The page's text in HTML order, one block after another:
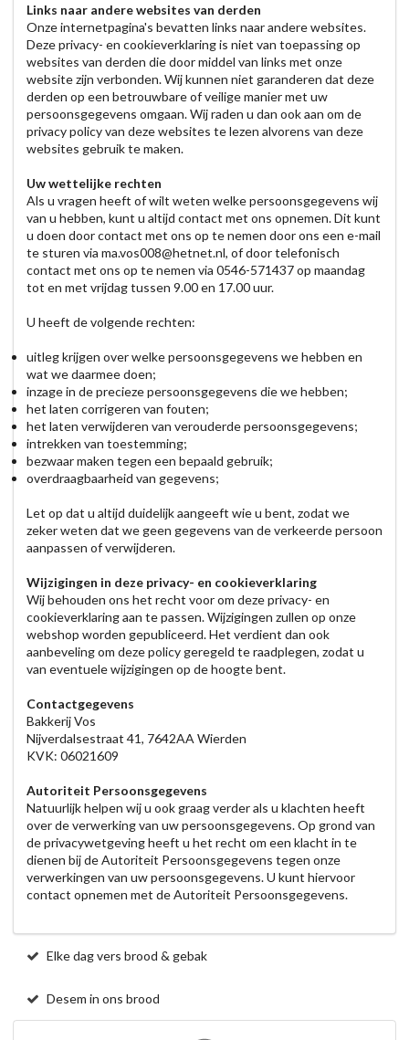
Links naar andere websites van derden
Onze internetpagina's bevatten links naar andere websites.
Deze privacy- en cookieverklaring is niet van toepassing op
websites van derden die door middel van links met onze
website zijn verbonden. Wij kunnen niet garanderen dat deze
derden op een betrouwbare of veilige manier met uw
persoonsgegevens omgaan. Wij raden u dan ook aan om de
privacy policy van deze websites te lezen alvorens van deze
websites gebruik te maken.
Uw wettelijke rechten
Als u vragen heeft of wilt weten welke persoonsgegevens wij
van u hebben, kunt u altijd contact met ons opnemen. Dit kunt
u doen door contact met ons op te nemen door ons een e-mail
te sturen via ma.vos008@hetnet.nl, of door telefonisch
contact met ons op te nemen via 0546-571437 op maandag
tot en met vrijdag tussen 9.00 en 17.00 uur.
U heeft de volgende rechten:
uitleg krijgen over welke persoonsgegevens we hebben en
wat we daarmee doen;
inzage in de precieze persoonsgegevens die we hebben;
het laten corrigeren van fouten;
het laten verwijderen van verouderde persoonsgegevens;
intrekken van toestemming;
bezwaar maken tegen een bepaald gebruik;
overdraagbaarheid van gegevens;
Let op dat u altijd duidelijk aangeeft wie u bent, zodat we
zeker weten dat we geen gegevens van de verkeerde persoon
aanpassen of verwijderen.
Wijzigingen in deze privacy- en cookieverklaring
Wij behouden ons het recht voor om deze privacy- en
cookieverklaring aan te passen. Wijzigingen zullen op onze
webshop worden gepubliceerd. Het verdient dan ook
aanbeveling om deze policy geregeld te raadplegen, zodat u
van eventuele wijzigingen op de hoogte bent.
Contactgegevens
Bakkerij Vos
Nijverdalsestraat 41, 7642AA Wierden
KVK: 06021609
Autoriteit Persoonsgegevens
Natuurlijk helpen wij u ook graag verder als u klachten heeft
over de verwerking van uw persoonsgegevens. Op grond van
de privacywetgeving heeft u het recht om een klacht in te
dienen bij de Autoriteit Persoonsgegevens tegen onze
verwerkingen van uw persoonsgegevens. U kunt hiervoor
contact opnemen met de Autoriteit Persoonsgegevens.
Elke dag vers brood & gebak
Desem in ons brood